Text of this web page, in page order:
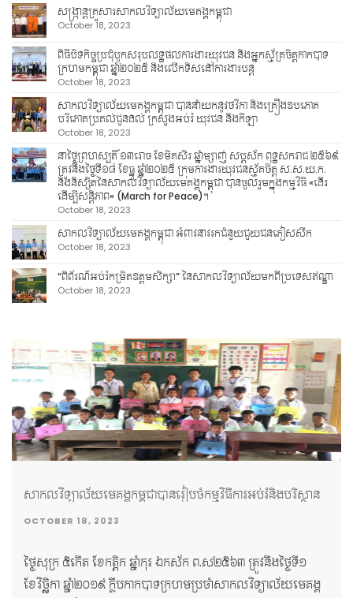
សង្ក្រាន្តគ្រួសារសាកលវិទ្យាល័យមេគង្គកម្ពុជា
October 18, 2023
ពិធីបិទកិច្ចប្រជុំបូកសរុបលទ្ធផលការងារយុវជន និងអ្នកស្ម័គ្រចិត្តកាកបាទ
ក្រហមកម្ពុជា ឆ្នាំ២០២៥ និងលើកទិសដៅការងារបន្ត
October 18, 2023
សាកលវិទ្យាល័យមេគង្គកម្ពុជា បាននាំយកនូវថវិកា និងគ្រឿងឧបភោគ
បរិភោគប្រគល់ជូនដល់ ក្រសួងអប់រំ យុវជន និងកីឡា
October 18, 2023
នាថ្ងៃព្រហស្បតិ៍ ១៣រោច ខែមិគសិរ ឆ្នាំម្សាញ់ សប្តស័ក ពុទ្ធសករាជ ២៥៦៩
ត្រូវនឹងថ្ងៃទី១៨ ខែធ្នូ ឆ្នាំ២០២៥ ក្រុមការងារយុវជនស្ម័គចិត្ត ស.ស.យ.ក.
និងនិស្សិតនៃសាកលវិទ្យាល័យមេគង្គកម្ពុជា បានចូលរួមក្នុងកម្មវិធី «ដើរ
ដើម្បីសន្តិភាព» (March for Peace)។
October 18, 2023
សាកលវិទ្យាល័យមេគង្គកម្ពុជា អំពាវនាវរកជំនួយជួយជនភៀសសឹក
October 18, 2023
“ពិព័រណ៍អប់រំកម្រិតឧត្តមសិក្សា” នៃសាកលវិទ្យាល័យមកពីប្រទេសឥណ្ឌា
October 18, 2023
សាកលវិទ្យាល័យមេគង្គកម្ពុជាបានរៀបចំកម្មវិធីការអប់រំនិងបរិស្ថាន
OCTOBER 18, 2023
ថ្ងៃសុក្រ ៥កើត ខែកត្តិក ឆ្នាំកុរ ឯកស័ក ព.ស២៥៦៣ ត្រូវនឹងថ្ងៃទី១
ខែវិច្ឆិកា ឆ្នាំ២០១៩ ក្លឹបកាកបាទក្រហមប្រចាំសាកលវិទ្យាល័យមេគង្គ